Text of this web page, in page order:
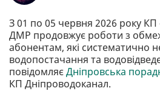
З 01 по 05 червня 2026 року
ДМР продовжує роботи з
абонентам, які систематично
водопостачання та
повідомляєДніпровська
КП Дніпроводоканал.